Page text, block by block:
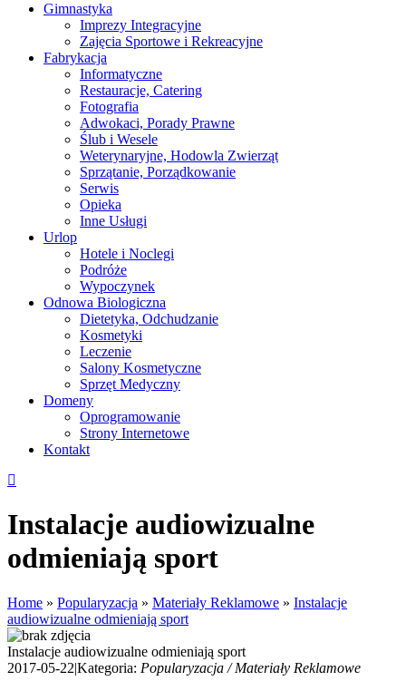
Gimnastyka
Imprezy Integracyjne
Zajęcia Sportowe i Rekreacyjne
Fabrykacja
Informatyczne
Restauracje, Catering
Fotografia
Adwokaci, Porady Prawne
Ślub i Wesele
Weterynaryjne, Hodowla Zwierząt
Sprzątanie, Porządkowanie
Serwis
Opieka
Inne Usługi
Urlop
Hotele i Noclegi
Podróże
Wypoczynek
Odnowa Biologiczna
Dietetyka, Odchudzanie
Kosmetyki
Leczenie
Salony Kosmetyczne
Sprzęt Medyczny
Domeny
Oprogramowanie
Strony Internetowe
Kontakt
Instalacje audiowizualne
odmieniają sport
Home » Popularyzacja » Materiały Reklamowe » Instalacje
audiowizualne odmieniają sport
Instalacje audiowizualne odmieniają sport
2017-05-22|Kategoria: Popularyzacja / Materiały Reklamowe